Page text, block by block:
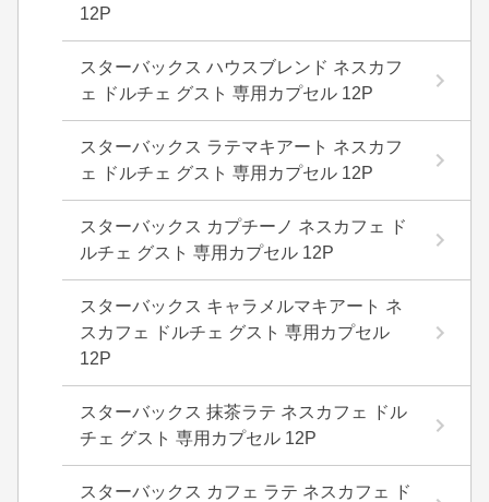
12P
スターバックス ハウスブレンド ネスカフ
ェ ドルチェ グスト 専用カプセル 12P
スターバックス ラテマキアート ネスカフ
ェ ドルチェ グスト 専用カプセル 12P
スターバックス カプチーノ ネスカフェ ド
ルチェ グスト 専用カプセル 12P
スターバックス キャラメルマキアート ネ
スカフェ ドルチェ グスト 専用カプセル
12P
スターバックス 抹茶ラテ ネスカフェ ドル
チェ グスト 専用カプセル 12P
スターバックス カフェ ラテ ネスカフェ ド